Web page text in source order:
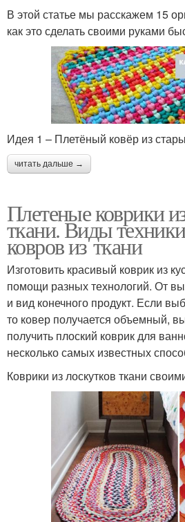
В этой статье мы расскажем 15
как это сделать своими руками
Идея 1 – Плетёный ковёр из
читать дальше →
Плетеные коврики
ткани. Виды
ковров из ткани
Изготовить красивый коврик из
помощи разных технологий. От
и вид конечного продукт. Если
то ковер получается объемный,
получить плоский коврик для
несколько самых известных
Коврики из лоскутков ткани